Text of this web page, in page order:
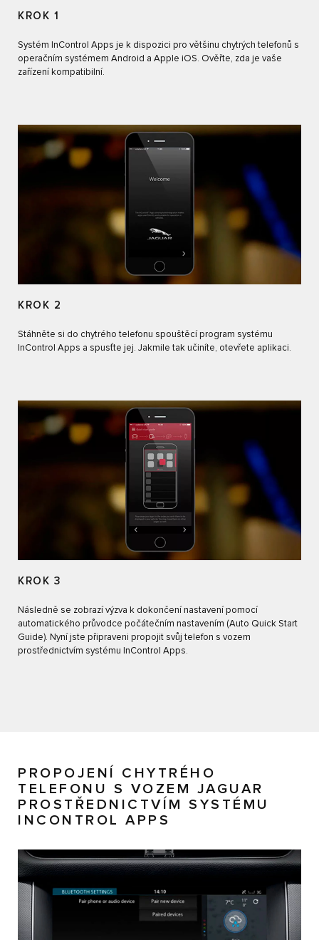
KROK 1
Systém InControl Apps je k dispozici pro většinu chytrých telefonů s
operačním systémem Android a Apple iOS. Ověřte, zda je vaše
zařízení kompatibilní.
KROK 2
Stáhněte si do chytrého telefonu spouštěcí program systému
InControl Apps a spusťte jej. Jakmile tak učiníte, otevřete aplikaci.
KROK 3
Následně se zobrazí výzva k dokončení nastavení pomocí
automatického průvodce počátečním nastavením (Auto Quick Start
Guide). Nyní jste připraveni propojit svůj telefon s vozem
prostřednictvím systému InControl Apps.
PROPOJENÍ CHYTRÉHO
TELEFONU S VOZEM JAGUAR
PROSTŘEDNICTVÍM SYSTÉMU
INCONTROL APPS